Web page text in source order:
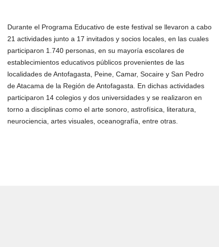
Durante el Programa Educativo de este festival se llevaron a cabo
21 actividades junto a 17 invitados y socios locales, en las cuales
participaron 1.740 personas, en su mayoría escolares de
establecimientos educativos públicos provenientes de las
localidades de Antofagasta, Peine, Camar, Socaire y San Pedro
de Atacama de la Región de Antofagasta. En dichas actividades
participaron 14 colegios y dos universidades y se realizaron en
torno a disciplinas como el arte sonoro, astrofísica, literatura,
neurociencia, artes visuales, oceanografía, entre otras.